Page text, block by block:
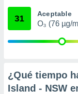
mediante
publicidad
31 Aceptable
O₃ (76 µg/
¿Qué tiempo
Island - NSW